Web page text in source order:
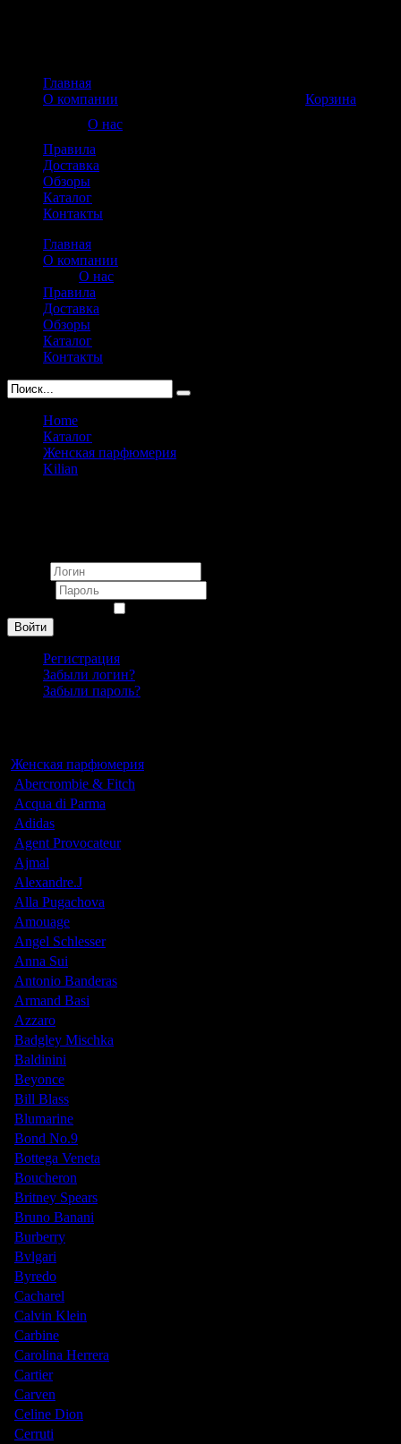
Корзина
Главная
О компании
О нас
Правила
Доставка
Обзоры
Каталог
Контакты
Главная
О компании
О нас
Правила
Доставка
Обзоры
Каталог
Контакты
Home
Каталог
Женская парфюмерия
Kilian
Войти
Регистрация
Забыли логин?
Забыли пароль?
Женская парфюмерия
Abercrombie & Fitch
Acqua di Parma
Adidas
Agent Provocateur
Ajmal
Alexandre.J
Alla Pugachova
Amouage
Angel Schlesser
Anna Sui
Antonio Banderas
Armand Basi
Azzaro
Badgley Mischka
Baldinini
Beyonce
Bill Blass
Blumarine
Bond No.9
Bottega Veneta
Boucheron
Britney Spears
Bruno Banani
Burberry
Bvlgari
Byredo
Cacharel
Calvin Klein
Carbine
Carolina Herrera
Cartier
Carven
Celine Dion
Cerruti